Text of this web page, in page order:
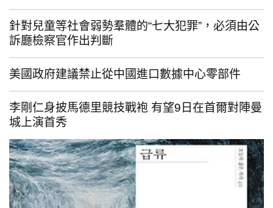
針對兒童等社會弱勢羣體的“七大犯罪”，必須由公
訴廳檢察官作出判斷
美國政府建議禁止從中國進口數據中心零部件
李剛仁身披馬德里競技戰袍 有望9日在首爾對陣曼
城上演首秀